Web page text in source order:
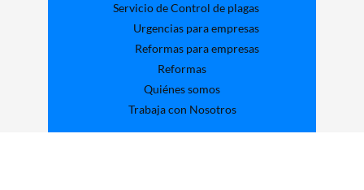
Servicio de Control de plagas
Urgencias para empresas
Reformas para empresas
Reformas
Quiénes somos
Trabaja con Nosotros